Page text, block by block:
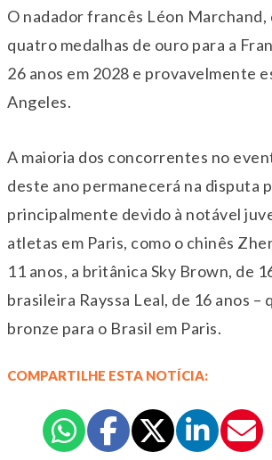
O nadador francês Léon Marchand,
quatro medalhas de ouro para a
26 anos em 2028 e provavelmente
Angeles.
A maioria dos concorrentes no
deste ano permanecerá na disputa
principalmente devido à notável
atletas em Paris, como o chinês
11 anos, a britânica Sky Brown, de
brasileira Rayssa Leal, de 16 anos –
bronze para o Brasil em Paris.
COMPARTILHE ESTA NOTÍCIA: